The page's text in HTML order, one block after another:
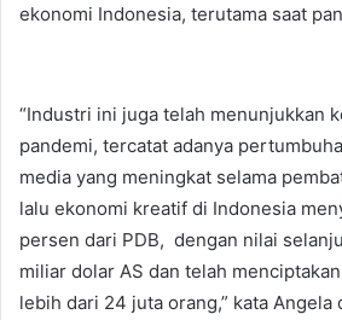
ekonomi Indonesia, terutama saat
“Industri ini juga telah menunjukkan
pandemi, tercatat adanya
media yang meningkat selama
lalu ekonomi kreatif di Indonesia
persen dari PDB, dengan nilai
miliar dolar AS dan telah
lebih dari 24 juta orang,” kata Angela